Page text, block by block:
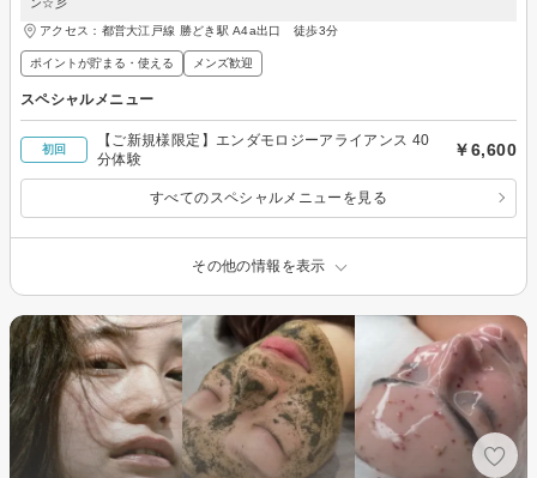
アクセス：都営大江戸線 勝どき駅 A4a出口 徒歩3分
ポイントが貯まる・使える メンズ歓迎
スペシャルメニュー
初回
【ご新規様限定】エンダモロジーアライアンス 40
分体験
￥6,600
すべてのスペシャルメニューを見る
その他の情報を表示